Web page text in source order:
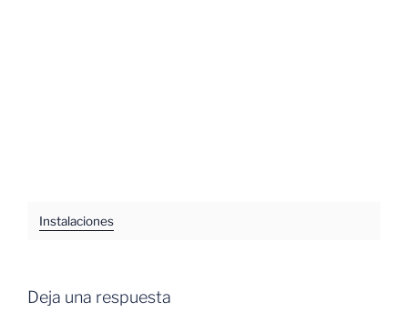
Instalaciones
Deja una respuesta